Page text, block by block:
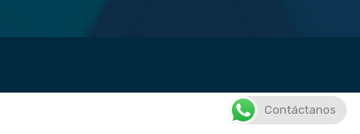
Contáctanos